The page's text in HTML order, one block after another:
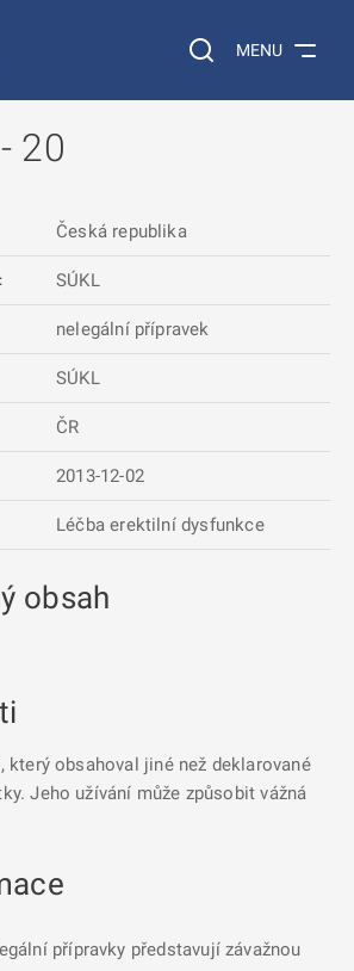
Vyhledávání na
MENU
20
Česká republika
SÚKL
nelegální přípravek
SÚKL
ČR
2013-12-02
Léčba erektilní dysfunkce
obsah
který obsahoval jiné než deklarované
Jeho užívání může způsobit vážná
přípravky představují závažnou